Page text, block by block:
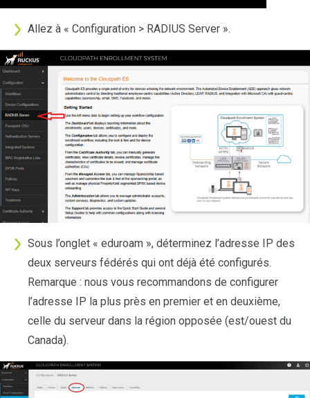
Allez à « Configuration > RADIUS Server ».
Sous l’onglet « eduroam », déterminez l’adresse IP des
deux serveurs fédérés qui ont déjà été configurés.
Remarque : nous vous recommandons de configurer
l’adresse IP la plus près en premier et en deuxième,
celle du serveur dans la région opposée (est/ouest du
Canada).